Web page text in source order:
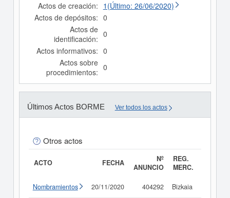
Actos de creación: 1(Último: 26/06/2020)
Actos de depósitos: 0
Actos de
identificación: 0
Actos informativos: 0
Actos sobre
procedimientos: 0
Últimos Actos BORME Ver todos los actos
Otros actos
ACTO FECHA
Nº
ANUNCIO
REG.
MERC.
Nombramientos 20/11/2020 404292 Bizkaia